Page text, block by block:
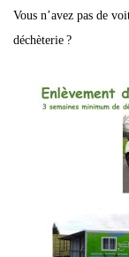
Vous n’avez pas de
déchèterie ?